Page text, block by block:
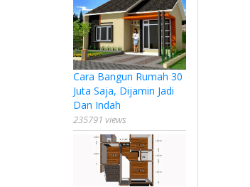
Cara Bangun Rumah 30
Juta Saja, Dijamin Jadi
Dan Indah
235791 views